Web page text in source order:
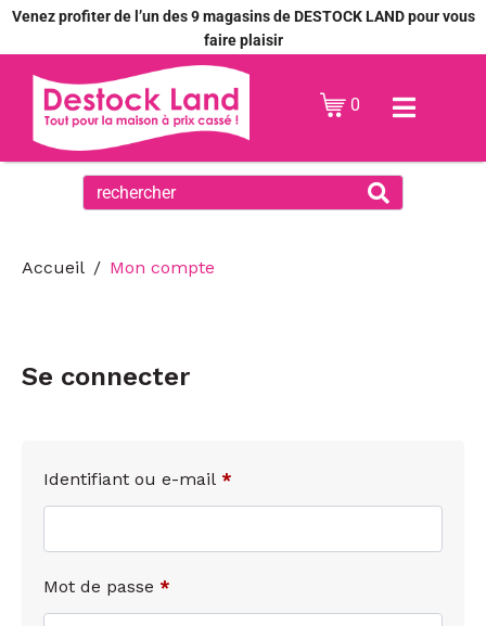
Venez profiter de l’un des 9 magasins de DESTOCK LAND pour vous
faire plaisir
0
Accueil Mon compte
Se connecter
Identifiant ou e-mail *
Mot de passe *